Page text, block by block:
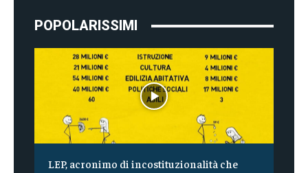
POPOLARISSIMI
LEP, acronimo di incostituzionalità che